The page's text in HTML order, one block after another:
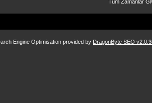
Tüm Zamanlar
Engine Optimisation provided by DragonByte SEO